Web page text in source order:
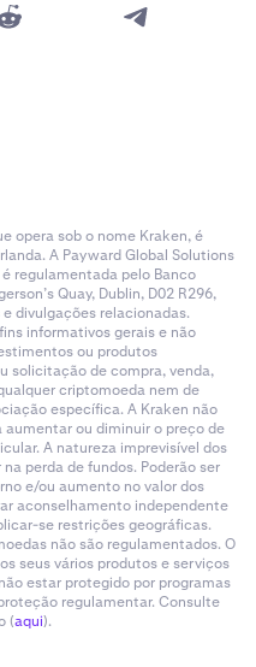
opera sob o nome Kraken, é
A Payward Global Solutions
regulamentada pelo Banco
Quay, Dublin, D02 R296,
divulgações relacionadas.
informativos gerais e não
ou produtos
solicitação de compra, venda,
criptomoeda nem de
específica. A Kraken não
ou diminuir o preço de
A natureza imprevisível dos
perda de fundos. Poderão ser
e/ou aumento no valor dos
aconselhamento independente
se restrições geográficas.
não são regulamentados. O
seus vários produtos e serviços
estar protegido por programas
regulamentar. Consulte
(aqui).